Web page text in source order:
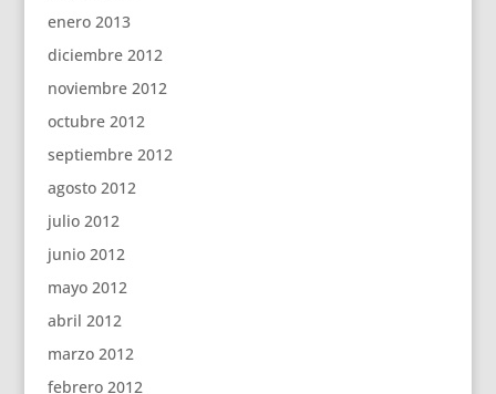
enero 2013
diciembre 2012
noviembre 2012
octubre 2012
septiembre 2012
agosto 2012
julio 2012
junio 2012
mayo 2012
abril 2012
marzo 2012
febrero 2012